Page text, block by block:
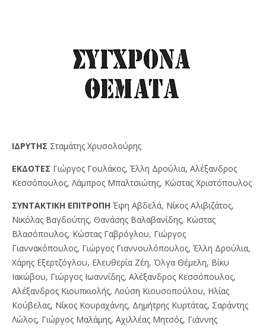
IΔPYTHΣ Σταμάτης Χρυσολούρης
EKΔOTEΣ Γιώργος Γουλάκος, Έλλη Δρούλια, Αλέξανδρος
Κεσσόπουλος, Λάμπρος Μπαλτσιώτης, Κώστας Χριστόπουλος
ΣYNTAKTIKH EΠITPOΠH Έφη Αβδελά, Νίκος Αλιβιζάτος,
Νικόλας Βαγδούτης, Θανάσης Βαλαβανίδης, Κώστας
Βλασόπουλος, Κώστας Γαβρόγλου, Γιώργος
Γιαννακόπουλος, Γιώργος Γιαννουλόπουλος, Έλλη Δρούλια,
Χάρης Εξερτζόγλου, Ελευθερία Ζέη, Όλγα Θέμελη, Βίκυ
Ιακώβου, Γιώργος Ιωαννίδης, Αλέξανδρος Κεσσόπουλος,
Αλέξανδρος Κιουπκιολής, Λούση Κιουσοπούλου, Ηλίας
Κούβελας, Νίκος Κουραχάνης, Δημήτρης Κυρτάτας, Σαράντης
Λώλος, Γιώργος Μαλάμης, Αχιλλέας Μητσός, Γιάννης